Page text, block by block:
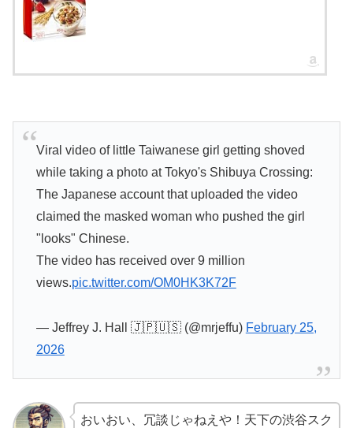
Viral video of little Taiwanese girl getting shoved
while taking a photo at Tokyo's Shibuya Crossing:
The Japanese account that uploaded the video
claimed the masked woman who pushed the girl
"looks" Chinese.
The video has received over 9 million
views.pic.twitter.com/OM0HK3K72F
— Jeffrey J. Hall 🇯🇵🇺🇸 (@mrjeffu) February 25,
2026
おいおい、冗談じゃねえや！天下の渋谷スク